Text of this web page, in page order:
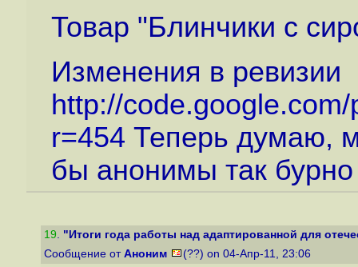
Товар "Блинчики с
Изменения в ревизии
http://
r=454 Теперь думаю,
бы анонимы так
19. "Итоги года работы над адаптированной для
Сообщение от Аноним (??) on 04-Апр-11, 23:06